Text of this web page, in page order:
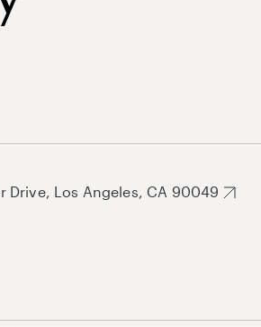
Drive, Los Angeles, CA 90049